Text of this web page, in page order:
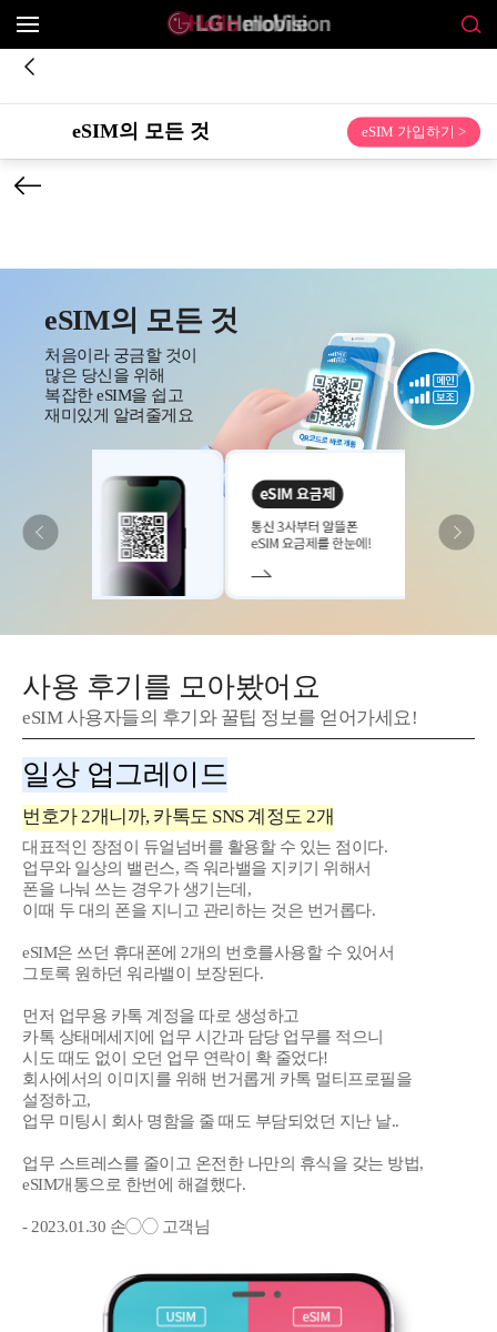
eSIM의 모든 것 eSIM 가입하기 >
eSIM의 모든 것
처음이라 궁금할 것이
많은 당신을 위해
복잡한 eSIM을 쉽고
재미있게 알려줄게요
사용 후기를 모아봤어요
eSIM 사용자들의 후기와 꿀팁 정보를 얻어가세요!
일상 업그레이드
번호가 2개니까, 카톡도 SNS 계정도 2개
대표적인 장점이 듀얼넘버를 활용할 수 있는 점이다.
업무와 일상의 밸런스, 즉 워라밸을 지키기 위해서
폰을 나눠 쓰는 경우가 생기는데,
이때 두 대의 폰을 지니고 관리하는 것은 번거롭다.
eSIM은 쓰던 휴대폰에 2개의 번호를사용할 수 있어서
그토록 원하던 워라밸이 보장된다.
먼저 업무용 카톡 계정을 따로 생성하고
카톡 상태메세지에 업무 시간과 담당 업무를 적으니
시도 때도 없이 오던 업무 연락이 확 줄었다!
회사에서의 이미지를 위해 번거롭게 카톡 멀티프로필을
설정하고,
업무 미팅시 회사 명함을 줄 때도 부담되었던 지난 날..
업무 스트레스를 줄이고 온전한 나만의 휴식을 갖는 방법,
eSIM개통으로 한번에 해결했다.
- 2023.01.30 손◯◯ 고객님